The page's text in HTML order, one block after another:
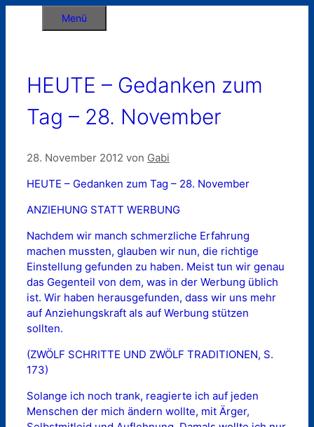
Menü
HEUTE – Gedanken zum
Tag – 28. November
28. November 2012 von Gabi
HEUTE – Gedanken zum Tag – 28. November
ANZIEHUNG STATT WERBUNG
Nachdem wir manch schmerzliche Erfahrung
machen mussten, glauben wir nun, die richtige
Einstellung gefunden zu haben. Meist tun wir genau
das Gegenteil von dem, was in der Werbung üblich
ist. Wir haben herausgefunden, dass wir uns mehr
auf Anziehungskraft als auf Werbung stützen
sollten.
(ZWÖLF SCHRITTE UND ZWÖLF TRADITIONEN, S.
173)
Solange ich noch trank, reagierte ich auf jeden
Menschen der mich ändern wollte, mit Ärger,